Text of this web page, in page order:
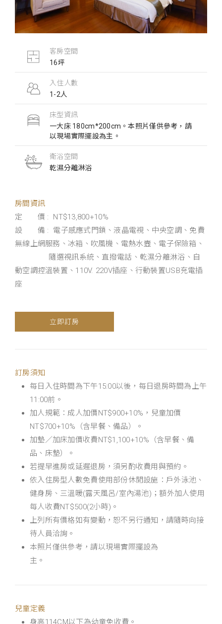
客房空間
16坪
入住人數
1-2人
床型資訊
一大床 180cm*200cm。​​​​​​​本照片僅供參考，請
以現場實際擺設為主。
衛浴空間
乾濕分離淋浴
房間資訊
定 價 : NT$13,800+10%
設 備 : 電子感應式門鎖、液晶電視、中央空調、免費
無線上網服務、冰箱、吹風機、電熱水壼、電子保險箱、
隨選視訊系統、直撥電話、乾濕分離淋浴、自
動空調控溫裝置、110V. 220V插座、行動裝置USB充電插
座
立即訂房
訂房須知
每日入住時間為下午15:00以後，每日退房時間為上午
11:00前。
加人規範：成人加價NT$900+10%，兒童加價
NT$700+10%（含早餐、備品）。
加墊／加床加價收費NT$1,100+10%（含早餐、備
品、床墊）。
若提早進房或延遲退房，須另酌收費用與預約。
依入住房型人數免費使用部份休閒設施：戶外泳池、
健身房、三溫暖(露天風呂/室內湯池)；額外加人使用
每人收費NT$500(2小時)。
上列所有價格如有變動，恕不另行通知，請隨時向接
待人員洽詢。
本照片僅供參考，請以現場實際擺設為
主。
兒童定義